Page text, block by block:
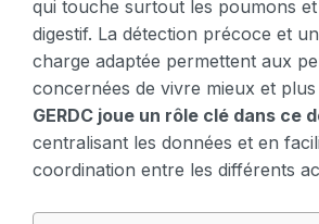
qui touche surtout les poumons et
digestif. La détection précoce et
charge adaptée permettent aux
concernées de vivre mieux et
GERDC joue un rôle clé dans ce
centralisant les données et en
coordination entre les différents